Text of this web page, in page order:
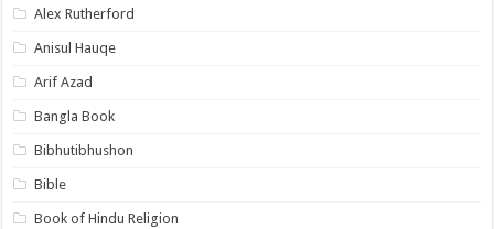
Alex Rutherford
Anisul Hauqe
Arif Azad
Bangla Book
Bibhutibhushon
Bible
Book of Hindu Religion